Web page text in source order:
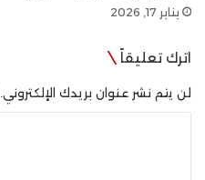
يناير 17, 2026
اترك تعليقاً
لن يتم نشر عنوان بريدك الإلكتروني.